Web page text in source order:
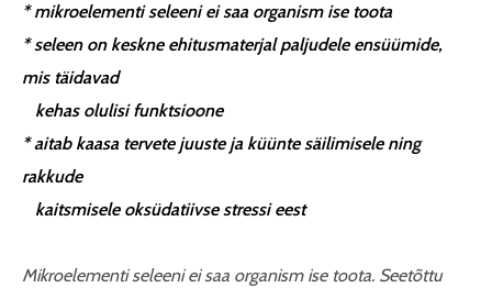
* mikroelementi seleeni ei saa organism ise toota
* seleen on keskne ehitusmaterjal paljudele ensüümide,
mis täidavad
kehas olulisi funktsioone
* aitab kaasa tervete juuste ja küünte säilimisele ning
rakkude
kaitsmisele oksüdatiivse stressi eest
Mikroelementi seleeni ei saa organism ise toota. Seetõttu